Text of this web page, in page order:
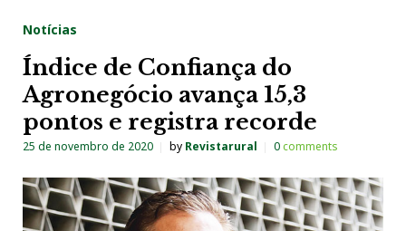
Notícias
Índice de Confiança do
Agronegócio avança 15,3
pontos e registra recorde
25 de novembro de 2020 by Revistarural 0comments